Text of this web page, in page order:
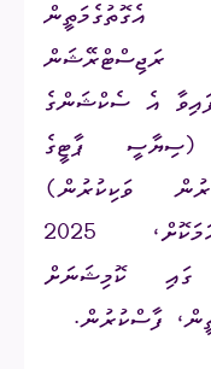
ރަޖިސްޓްރޭޝަން
އެ ސެކްޝަންގެ
ޕާޓީގެ
ވަކިކުރުން)
އެސް.އޯ.ޕީ އަދާހަމަކޮށް، 2025
24 ގައި ކޮމިޝަނަށް
ފާސްކުރުން.